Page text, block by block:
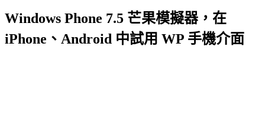
Windows Phone 7.5 芒果模擬器，在
iPhone、Android 中試用 WP 手機介面